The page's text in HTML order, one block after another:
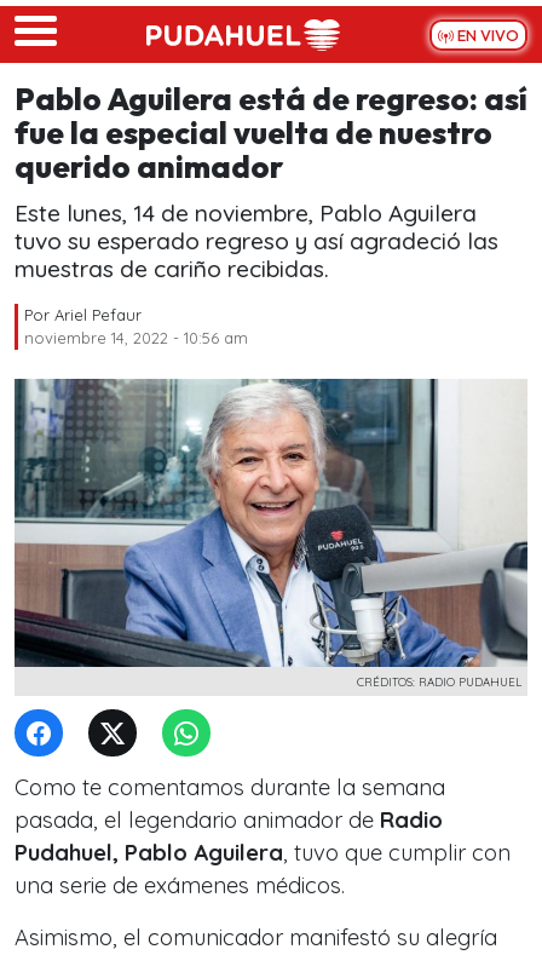
Skip to main content
EN VIVO
Pablo Aguilera está de regreso: así
fue la especial vuelta de nuestro
querido animador
Este lunes, 14 de noviembre, Pablo Aguilera
tuvo su esperado regreso y así agradeció las
muestras de cariño recibidas.
Por Ariel Pefaur
noviembre 14, 2022 - 10:56 am
CRÉDITOS: RADIO PUDAHUEL
Como te comentamos durante la semana
pasada, el legendario animador de Radio
Pudahuel, Pablo Aguilera, tuvo que cumplir con
una serie de exámenes médicos.
Asimismo, el comunicador manifestó su alegría